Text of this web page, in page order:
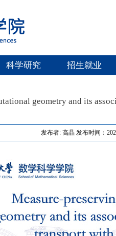
科学研究 招生就业
geometry and its
发布者: 高晶 发布时间：